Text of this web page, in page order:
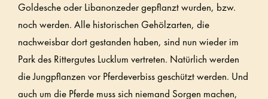
Goldesche oder Libanonzeder gepflanzt wurden, bzw.
noch werden. Alle historischen Gehölzarten, die
nachweisbar dort gestanden haben, sind nun wieder im
Park des Rittergutes Lucklum vertreten. Natürlich werden
die Jungpflanzen vor Pferdeverbiss geschützt werden. Und
auch um die Pferde muss sich niemand Sorgen machen,